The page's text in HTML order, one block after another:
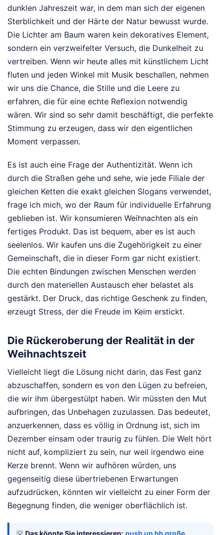
dunklen Jahreszeit war, in dem man sich der eigenen
Sterblichkeit und der Härte der Natur bewusst wurde.
Die Lichter am Baum waren kein dekoratives Element,
sondern ein verzweifelter Versuch, die Dunkelheit zu
vertreiben. Wenn wir heute alles mit künstlichem Licht
fluten und jeden Winkel mit Musik beschallen, nehmen
wir uns die Chance, die Stille und die Leere zu
erfahren, die für eine echte Reflexion notwendig
wären. Wir sind so sehr damit beschäftigt, die perfekte
Stimmung zu erzeugen, dass wir den eigentlichen
Moment verpassen.
Es ist auch eine Frage der Authentizität. Wenn ich
durch die Straßen gehe und sehe, wie jede Filiale der
gleichen Ketten die exakt gleichen Slogans verwendet,
frage ich mich, wo der Raum für individuelle Erfahrung
geblieben ist. Wir konsumieren Weihnachten als ein
fertiges Produkt. Das ist bequem, aber es ist auch
seelenlos. Wir kaufen uns die Zugehörigkeit zu einer
Gemeinschaft, die in dieser Form gar nicht existiert.
Die echten Bindungen zwischen Menschen werden
durch den materiellen Austausch eher belastet als
gestärkt. Der Druck, das richtige Geschenk zu finden,
erzeugt Stress, der die Freude im Keim erstickt.
Die Rückeroberung der Realität in der
Weihnachtszeit
Vielleicht liegt die Lösung nicht darin, das Fest ganz
abzuschaffen, sondern es von den Lügen zu befreien,
die wir ihm übergestülpt haben. Wir müssten den Mut
aufbringen, das Unbehagen zuzulassen. Das bedeutet,
anzuerkennen, dass es völlig in Ordnung ist, sich im
Dezember einsam oder traurig zu fühlen. Die Welt hört
nicht auf, kompliziert zu sein, nur weil irgendwo eine
Kerze brennt. Wenn wir aufhören würden, uns
gegenseitig diese übertriebenen Erwartungen
aufzudrücken, könnten wir vielleicht zu einer Form der
Begegnung finden, die weniger oberflächlich ist.